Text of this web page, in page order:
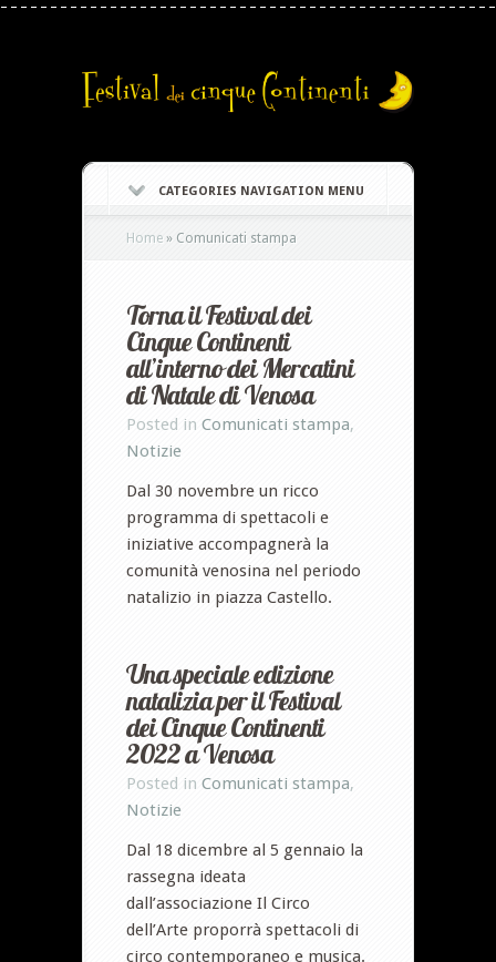
CATEGORIES NAVIGATION MENU
Home » Comunicati stampa
Torna il Festival dei
Cinque Continenti
all’interno dei Mercatini
di Natale di Venosa
Posted in Comunicati stampa,
Notizie
Dal 30 novembre un ricco
programma di spettacoli e
iniziative accompagnerà la
comunità venosina nel periodo
natalizio in piazza Castello.
Una speciale edizione
natalizia per il Festival
dei Cinque Continenti
2022 a Venosa
Posted in Comunicati stampa,
Notizie
Dal 18 dicembre al 5 gennaio la
rassegna ideata
dall’associazione Il Circo
dell’Arte proporrà spettacoli di
circo contemporaneo e musica.